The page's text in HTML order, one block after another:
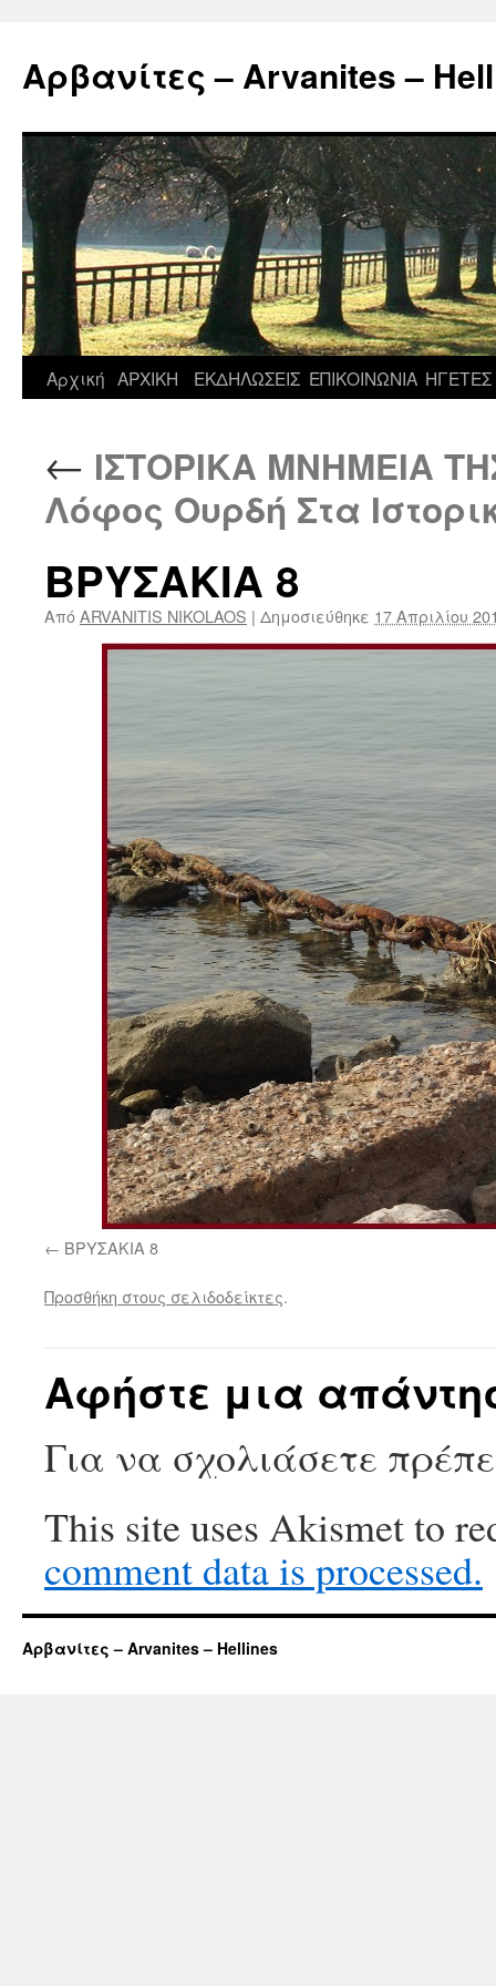
περιεχόμενο
Αρβανίτες – Arvanites –
Αρχική ΑΡΧΙΚΗ ΕΚΔΗΛΩΣΕΙΣ ΕΠΙΚΟΙΝΩΝΙΑ ΗΓΕΤΕΣ
← ΙΣΤΟΡΙΚΑ ΜΝΗΜΕΙΑ
Λόφος Ουρδή Στα
ΒΡΥΣΑΚΙΑ 8
ΑπόARVANITIS NIKOLAOS | Δημοσιεύθηκε 17 Απριλίου
ΒΡΥΣΑΚΙΑ 8
Προσθήκη στους σελιδοδείκτες.
Αφήστε μια
Για να σχολιάσετε
This site uses Akismet to
comment data is processed.
Αρβανίτες – Arvanites – Hellines